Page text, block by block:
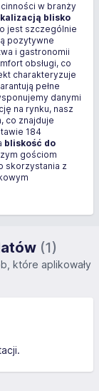
w branży
blisko
jest szczególnie
pozytywne
i gastronomii
obsługi, co
charakteryzuje
pełne
danymi
na rynku, nasz
co znajduje
184
bliskość do
gościom
skorzystania z
(1)
które aplikowały